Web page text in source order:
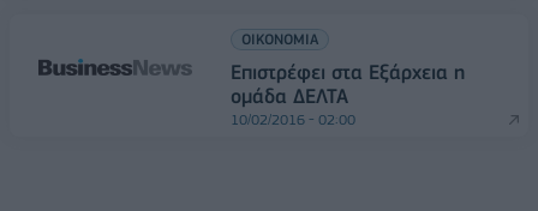
ΟΙΚΟΝΟΜΙΑ
Επιστρέφει στα Εξάρχεια η
ομάδα ΔΕΛΤΑ
10/02/2016 - 02:00